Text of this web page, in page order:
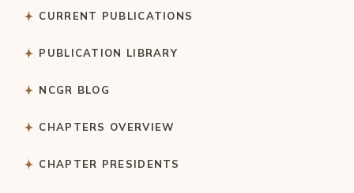
CURRENT PUBLICATIONS
PUBLICATION LIBRARY
NCGR BLOG
CHAPTERS OVERVIEW
CHAPTER PRESIDENTS